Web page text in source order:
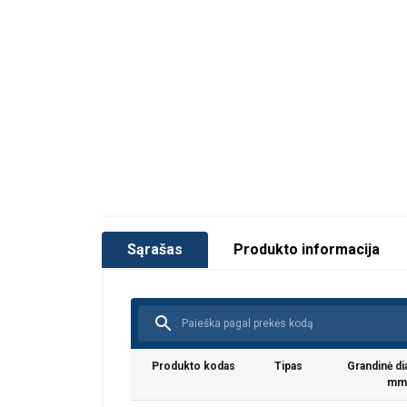
Sąrašas Produkto informacija
Produkto kodas Tipas
Grandinė
mm
Į asortimentą įtraukti
Visiškas atsekamumas pagal partijos
Visuose komponentuose nėra chromo 6
POWERTEX 2.2 sertifikatas
Komponentai taip pat gali būti
kaip 8 klasė remiantis EN 818-4.